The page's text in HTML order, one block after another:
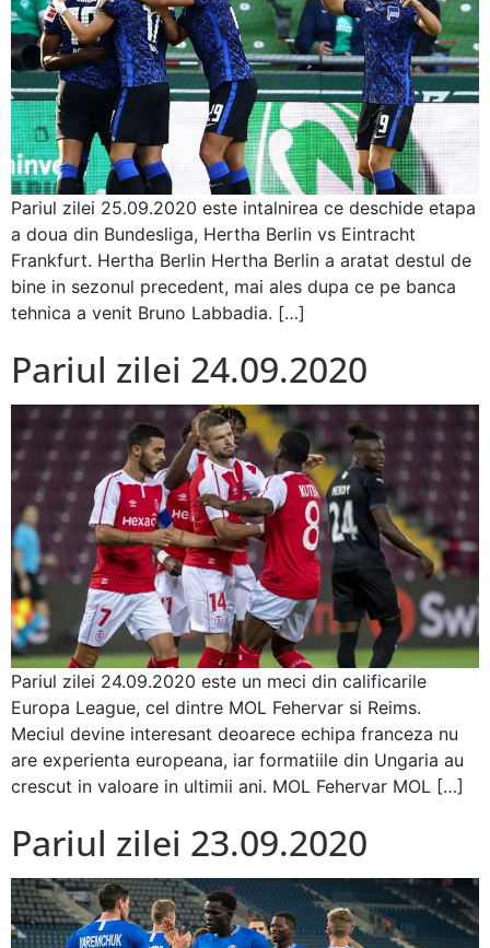
Pariul zilei 25.09.2020 este intalnirea ce deschide etapa
a doua din Bundesliga, Hertha Berlin vs Eintracht
Frankfurt. Hertha Berlin Hertha Berlin a aratat destul de
bine in sezonul precedent, mai ales dupa ce pe banca
tehnica a venit Bruno Labbadia. […]
Pariul zilei 24.09.2020
Pariul zilei 24.09.2020 este un meci din calificarile
Europa League, cel dintre MOL Fehervar si Reims.
Meciul devine interesant deoarece echipa franceza nu
are experienta europeana, iar formatiile din Ungaria au
crescut in valoare in ultimii ani. MOL Fehervar MOL […]
Pariul zilei 23.09.2020